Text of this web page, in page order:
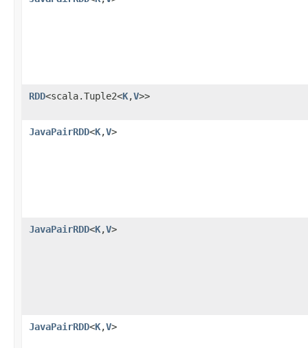
RDD<scala.Tuple2<K,V>>
JavaPairRDD<K,V>
JavaPairRDD<K,V>
JavaPairRDD<K,V>